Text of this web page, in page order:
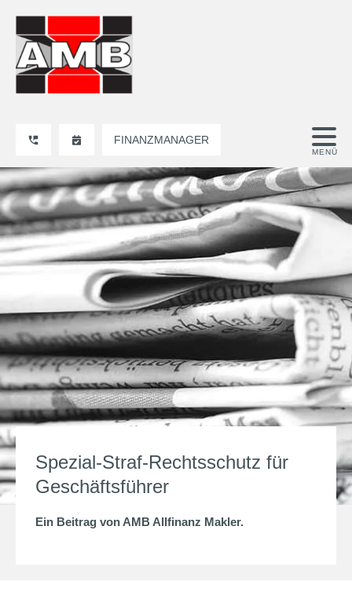
FINANZMANAGER
Spezial-Straf-Rechtsschutz für
Geschäftsführer
Ein Beitrag von AMB Allfinanz Makler.